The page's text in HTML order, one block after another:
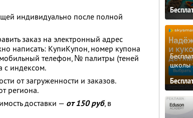
индивидуально после полной
заказ на электронный адрес
написать: КупиКупон, номер купона
телефон, № палитры (теней
с индексом.
от загруженности и заказов.
региона.
доставки — от 150 руб, в
школы